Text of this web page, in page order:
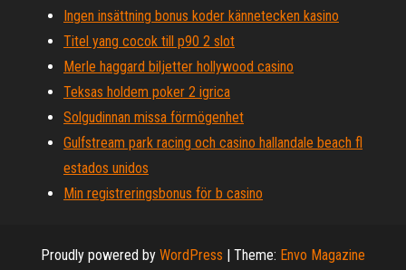
Ingen insättning bonus koder kännetecken kasino
Titel yang cocok till p90 2 slot
Merle haggard biljetter hollywood casino
Teksas holdem poker 2 igrica
Solgudinnan missa förmögenhet
Gulfstream park racing och casino hallandale beach fl
estados unidos
Min registreringsbonus för b casino
Proudly powered by WordPress | Theme: Envo Magazine